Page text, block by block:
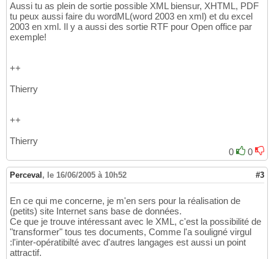
Aussi tu as plein de sortie possible XML biensur, XHTML, PDF
tu peux aussi faire du wordML(word 2003 en xml) et du excel
2003 en xml. Il y a aussi des sortie RTF pour Open office par
exemple!
++
Thierry
++
Thierry
0
0
Perceval , le 16/06/2005 à 10h52 #3
En ce qui me concerne, je m'en sers pour la réalisation de
(petits) site Internet sans base de données.
Ce que je trouve intéressant avec le XML, c'est la possibilité de
"transformer" tous tes documents, Comme l'a souligné virgul
:l'inter-opératibilté avec d'autres langages est aussi un point
attractif.